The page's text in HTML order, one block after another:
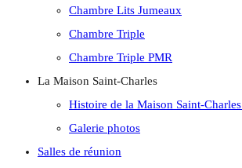
Chambre Lits Jumeaux
Chambre Triple
Chambre Triple PMR
La Maison Saint-Charles
Histoire de la Maison Saint-Charles
Galerie photos
Salles de réunion